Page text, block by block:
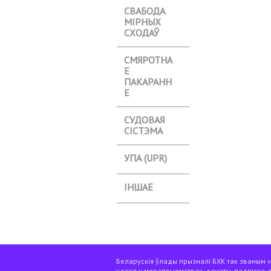
СВАБОДА
МІРНЫХ
СХОДАЎ
СМЯРОТНА
Е
ПАКАРАНН
Е
СУДОВАЯ
СІСТЭМА
УПА (UPR)
ІНШАЕ
Беларускія ўлады прызналі БХК так званым